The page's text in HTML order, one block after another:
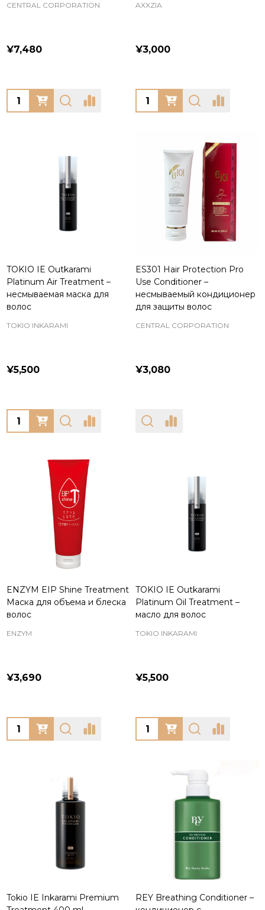
CENTRAL CORPORATION
¥7,480
Quantity:
AXXZIA
¥3,000
Quantity:
TOKIO IE Outkarami
Platinum Air Treatment –
несмываемая маска для
волос
TOKIO INKARAMI
¥5,500
Quantity:
ES301 Hair Protection Pro
Use Conditioner –
несмываемый кондиционер
для защиты волос
CENTRAL CORPORATION
¥3,080
ENZYM EIP Shine Treatment
Маска для объема и блеска
волос
ENZYM
¥3,690
Quantity:
TOKIO IE Outkarami
Platinum Oil Treatment –
масло для волос
TOKIO INKARAMI
¥5,500
Quantity:
Tokio IE Inkarami Premium
REY Breathing Conditioner –